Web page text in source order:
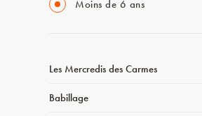
Moins de 6 ans
Les Mercredis des Carmes
Babillage